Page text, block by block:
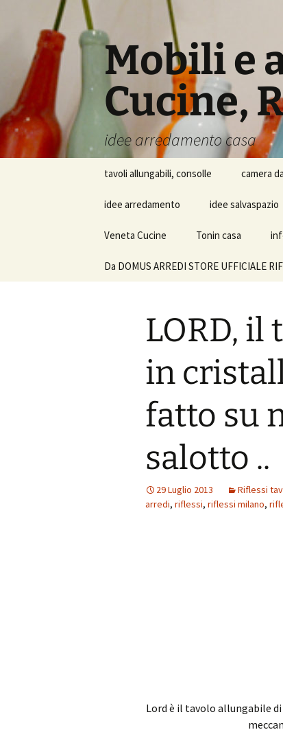
contenuto
Mobili e
Cucine,
idee arredamento casa
tavoli allungabili, consolle camera
idee arredamento idee salvaspazio
Veneta Cucine Tonin casa
Da DOMUS ARREDI STORE UFFICIALE
LORD,
in
fatto su
salotto ..
29 Luglio 2013 Riflessi
arredi, riflessi, riflessi milano,
Lord è il tavolo allungabile